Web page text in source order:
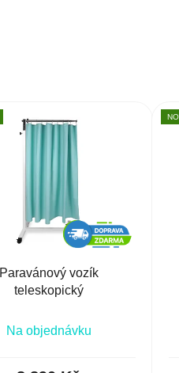
Paravánový vozík
teleskopický
Na objednávku